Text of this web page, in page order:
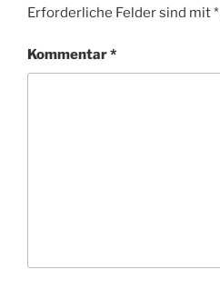
Erforderliche Felder sind mit*
Kommentar*